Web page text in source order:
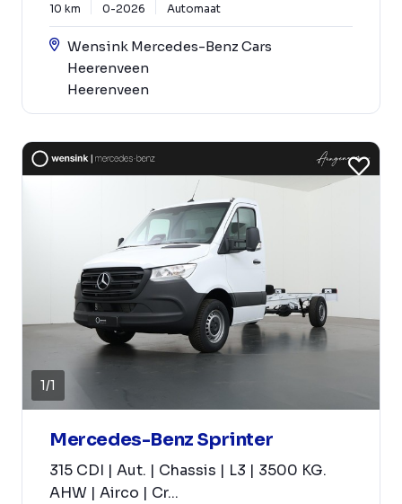
10 km 0-2026 Automaat
Wensink Mercedes-Benz Cars
Heerenveen
Heerenveen
1/1
Mercedes-Benz Sprinter
315 CDI | Aut. | Chassis | L3 | 3500 KG.
AHW | Airco | Cr...